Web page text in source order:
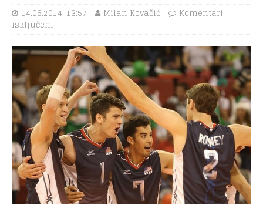
14.06.2014. 13:57 Milan Kovačić
Komentari
isključeni